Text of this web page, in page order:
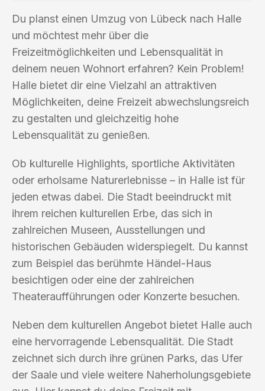
Du planst einen Umzug von Lübeck nach Halle
und möchtest mehr über die
Freizeitmöglichkeiten und Lebensqualität in
deinem neuen Wohnort erfahren? Kein Problem!
Halle bietet dir eine Vielzahl an attraktiven
Möglichkeiten, deine Freizeit abwechslungsreich
zu gestalten und gleichzeitig hohe
Lebensqualität zu genießen.
Ob kulturelle Highlights, sportliche Aktivitäten
oder erholsame Naturerlebnisse – in Halle ist für
jeden etwas dabei. Die Stadt beeindruckt mit
ihrem reichen kulturellen Erbe, das sich in
zahlreichen Museen, Ausstellungen und
historischen Gebäuden widerspiegelt. Du kannst
zum Beispiel das berühmte Händel-Haus
besichtigen oder eine der zahlreichen
Theateraufführungen oder Konzerte besuchen.
Neben dem kulturellen Angebot bietet Halle auch
eine hervorragende Lebensqualität. Die Stadt
zeichnet sich durch ihre grünen Parks, das Ufer
der Saale und viele weitere Naherholungsgebiete